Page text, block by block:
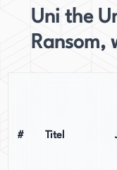
Uni the
Ransom,
# Titel